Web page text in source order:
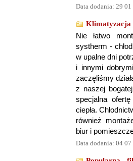
Data dodania: 29
Klimatyzacja
Nie łatwo
systherm -
w upalne dni
i innymi
zaczęliśmy
z naszej
specjalna
ciepła.
również
biur i
Data dodania: 04